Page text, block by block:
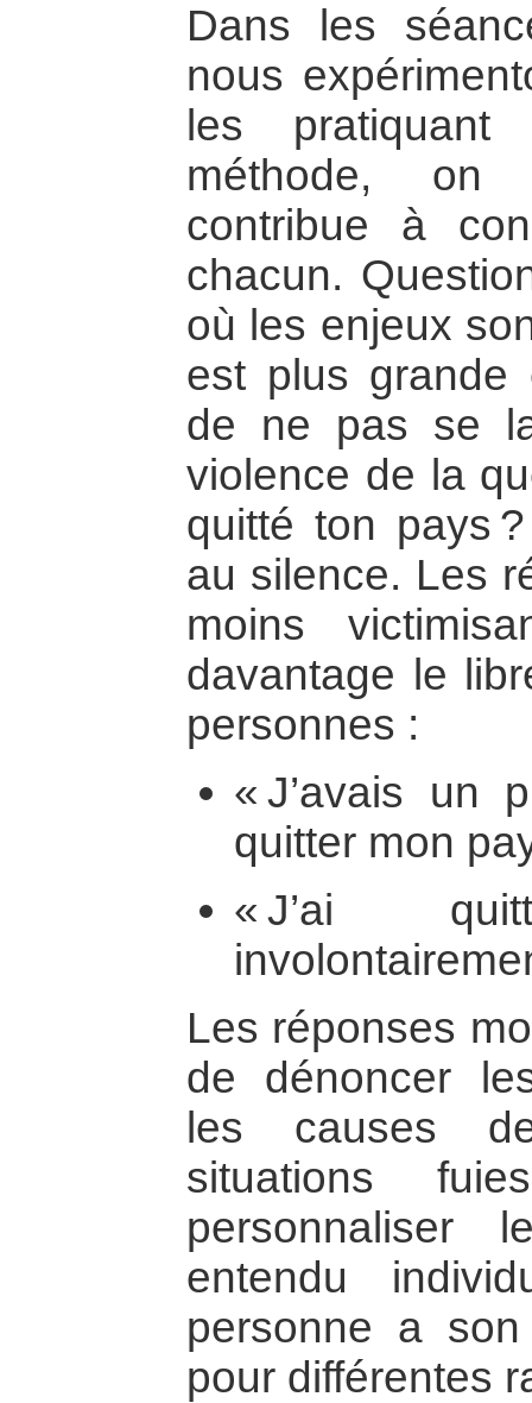
Dans les
nous
les
méthode,
contribue à
chacun.
où les enjeux
est plus grande
de ne pas se
violence de la
quitté ton pays
au silence. Les
moins
davantage le
personnes :
« J’avais un
quitter mon
« J’ai
Les réponses
de dénoncer
les causes
situations
personnaliser
entendu
personne a
pour différentes